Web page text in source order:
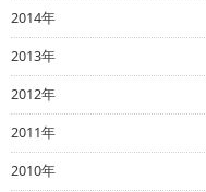
2014年
2013年
2012年
2011年
2010年